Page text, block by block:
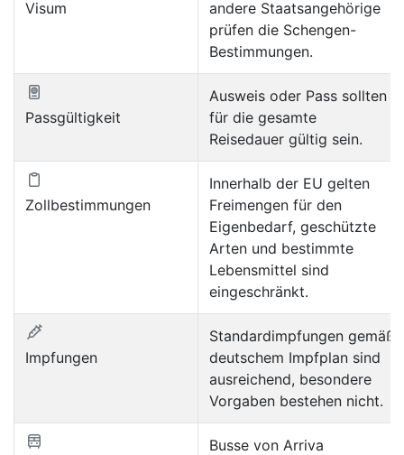
Visum
andere Staatsangehörige
prüfen die Schengen-
Bestimmungen.
Passgültigkeit
Ausweis oder Pass sollten
für die gesamte
Reisedauer gültig sein.
Zollbestimmungen
Innerhalb der EU gelten
Freimengen für den
Eigenbedarf, geschützte
Arten und bestimmte
Lebensmittel sind
eingeschränkt.
Impfungen
Standardimpfungen gemäß
deutschem Impfplan sind
ausreichend, besondere
Vorgaben bestehen nicht.
Busse von Arriva